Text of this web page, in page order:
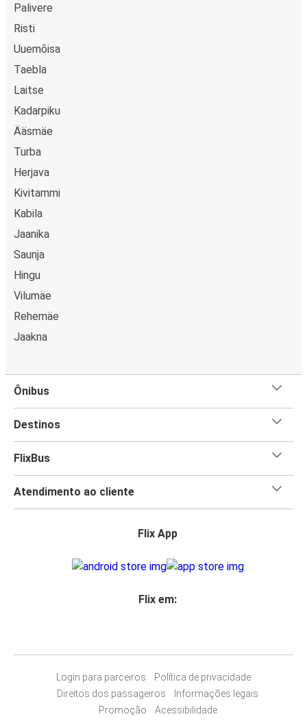
Palivere
Risti
Uuemõisa
Taebla
Laitse
Kadarpiku
Ääsmäe
Turba
Herjava
Kivitammi
Kabila
Jaanika
Saunja
Hingu
Vilumäe
Rehemäe
Jaakna
Ônibus
Destinos
FlixBus
Atendimento ao cliente
Flix App
Flix em:
Login para parceiros
Política de privacidade
Direitos dos passageiros
Informações legais
Promoção
Acessibilidade